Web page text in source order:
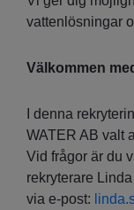
vattenlösningar
Välkommen
I denna
WATER AB valt
Vid frågor är du
rekryterare
via e-post: